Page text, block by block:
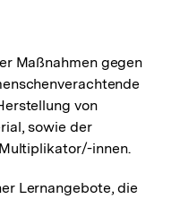
Maßnahmen gegen
von
sowie der
innen.
Lernangebote, die